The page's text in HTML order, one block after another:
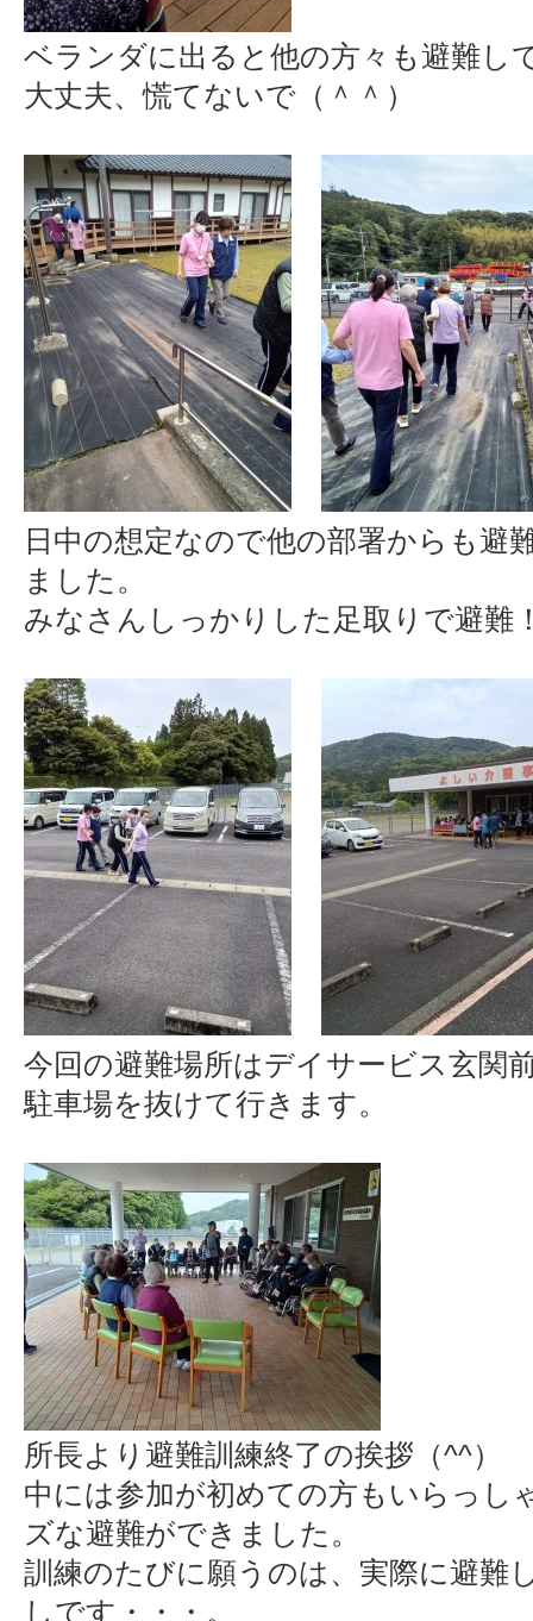
ベランダに出ると他の方々も避難し
大丈夫、慌てないで（＾＾）
日中の想定なので他の部署からも避
ました。
みなさんしっかりした足取りで避難
今回の避難場所はデイサービス玄関
駐車場を抜けて行きます。
所長より避難訓練終了の挨拶（^^）
中には参加が初めての方もいらっし
ズな避難ができました。
訓練のたびに願うのは、実際に避難
しです・・・。